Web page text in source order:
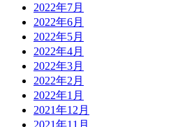
2022年7月
2022年6月
2022年5月
2022年4月
2022年3月
2022年2月
2022年1月
2021年12月